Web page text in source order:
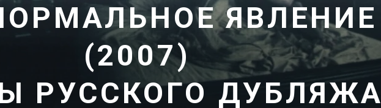
ЯВЛЕНИЕ
(2007)
—
РУССКОГО ДУБЛЯЖА